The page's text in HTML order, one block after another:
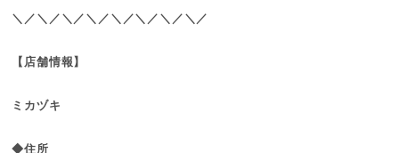
＼／＼／＼／＼／＼／＼／＼／＼／
【店舗情報】
ミカヅキ
◆住所